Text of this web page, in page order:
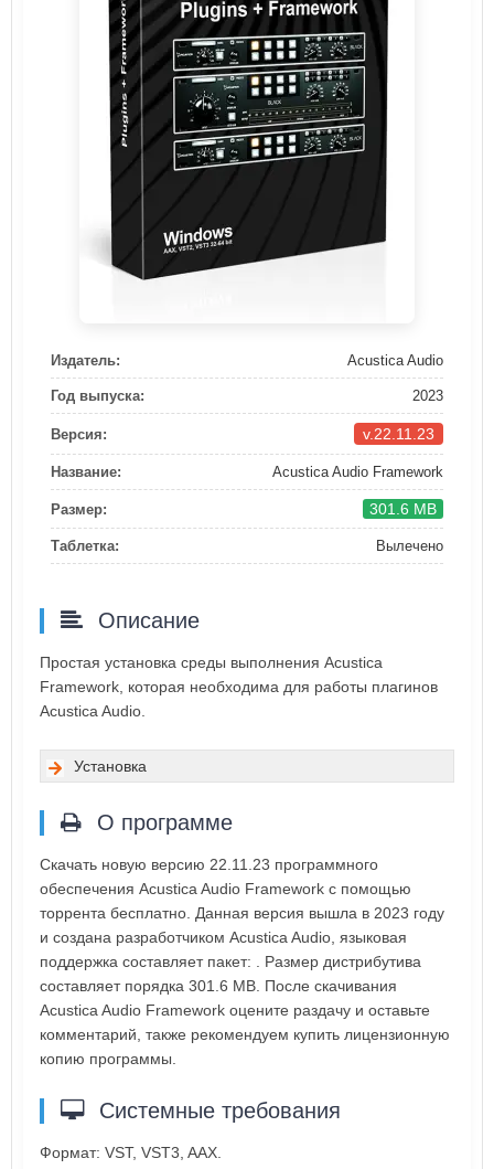
Издатель: Acustica Audio
Год выпуска: 2023
Версия: v.22.11.23
Название: Acustica Audio Framework
Размер: 301.6 MB
Таблетка: Вылечено
Описание
Простая установка среды выполнения Acustica
Framework, которая необходима для работы плагинов
Acustica Audio.
Установка
О программе
Скачать новую версию 22.11.23 программного
обеспечения Acustica Audio Framework с помощью
торрента бесплатно. Данная версия вышла в 2023 году
и создана разработчиком Acustica Audio, языковая
поддержка составляет пакет: . Размер дистрибутива
составляет порядка 301.6 MB. После скачивания
Acustica Audio Framework оцените раздачу и оставьте
комментарий, также рекомендуем купить лицензионную
копию программы.
Системные требования
Формат: VST, VST3, AAX.